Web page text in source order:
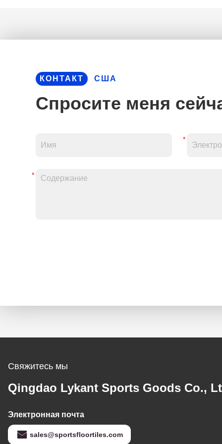
КОНТАКТ США
Спросите меня
Свяжитесь мы
Qingdao Lykant Sports Goods Co.,
Электронная почта
sales@sportsfloortiles.com